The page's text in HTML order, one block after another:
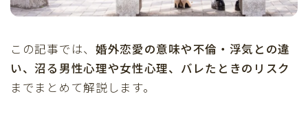
この記事では、 婚外恋愛の意味や不倫・浮気との違
い、沼る男性心理や女性心理、バレたときのリスク
までまとめて解説します。